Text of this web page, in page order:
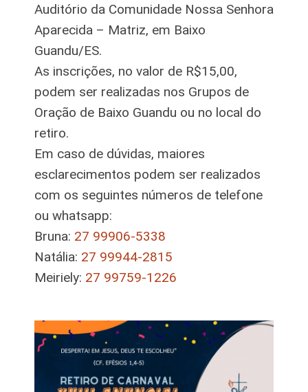
Auditório da Comunidade Nossa Senhora
Aparecida – Matriz, em Baixo
Guandu/ES.
As inscrições, no valor de R$15,00,
podem ser realizadas nos Grupos de
Oração de Baixo Guandu ou no local do
retiro.
Em caso de dúvidas, maiores
esclarecimentos podem ser realizados
com os seguintes números de telefone
ou whatsapp:
Bruna: 27 99906-5338
Natália: 27 99944-2815
Meiriely: 27 99759-1226